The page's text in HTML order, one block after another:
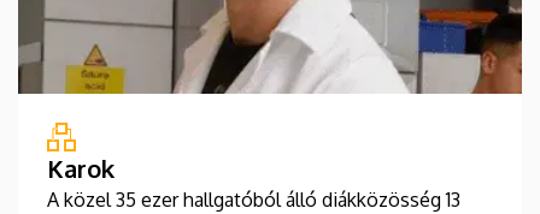
Karok
A közel 35 ezer hallgatóból álló diákközösség 13